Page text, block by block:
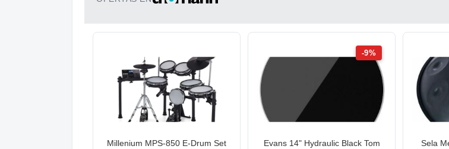
Millenium MPS-850 E-Drum Set
-9%
Evans 14" Hydraulic Black Tom
Sela